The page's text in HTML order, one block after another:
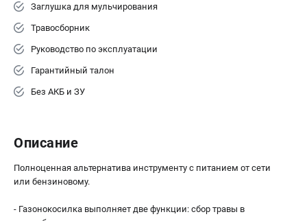
Заглушка для мульчирования
Травосборник
Руководство по эксплуатации
Гарантийный талон
Без АКБ и ЗУ
Описание
Полноценная альтернатива инструменту с питанием от сети
или бензиновому.
- Газонокосилка выполняет две функции: сбор травы в